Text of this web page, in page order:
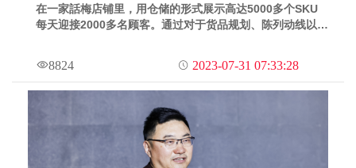
效率和体验之道｜MS2022灵眸大赏第30期
在一家話梅店铺里，用仓储的形式展示高达5000多个SKU
每天迎接2000多名顾客。通过对于货品规划、陈列动线以及
8824
2023-07-31 07:33:28